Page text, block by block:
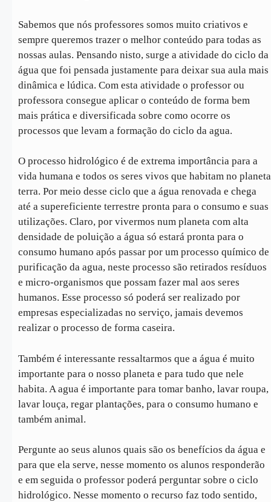
Sabemos que nós professores somos muito criativos e
sempre queremos trazer o melhor conteúdo para todas as
nossas aulas. Pensando nisto, surge a atividade do ciclo da
água que foi pensada justamente para deixar sua aula mais
dinâmica e lúdica. Com esta atividade o professor ou
professora consegue aplicar o conteúdo de forma bem
mais prática e diversificada sobre como ocorre os
processos que levam a formação do ciclo da agua.
O processo hidrológico é de extrema importância para a
vida humana e todos os seres vivos que habitam no planeta
terra. Por meio desse ciclo que a água renovada e chega
até a supereficiente terrestre pronta para o consumo e suas
utilizações. Claro, por vivermos num planeta com alta
densidade de poluição a água só estará pronta para o
consumo humano após passar por um processo químico de
purificação da agua, neste processo são retirados resíduos
e micro-organismos que possam fazer mal aos seres
humanos. Esse processo só poderá ser realizado por
empresas especializadas no serviço, jamais devemos
realizar o processo de forma caseira.
Também é interessante ressaltarmos que a água é muito
importante para o nosso planeta e para tudo que nele
habita. A agua é importante para tomar banho, lavar roupa,
lavar louça, regar plantações, para o consumo humano e
também animal.
Pergunte ao seus alunos quais são os benefícios da água e
para que ela serve, nesse momento os alunos responderão
e em seguida o professor poderá perguntar sobre o ciclo
hidrológico. Nesse momento o recurso faz todo sentido,